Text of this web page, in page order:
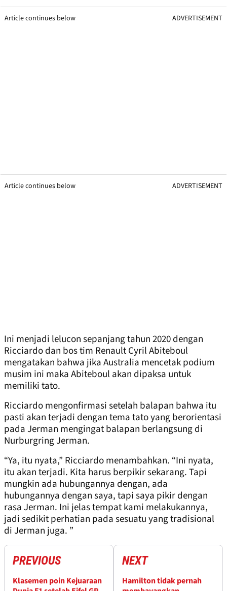
Article continues below ADVERTISEMENT
Article continues below ADVERTISEMENT
Ini menjadi lelucon sepanjang tahun 2020 dengan
Ricciardo dan bos tim Renault Cyril Abiteboul
mengatakan bahwa jika Australia mencetak podium
musim ini maka Abiteboul akan dipaksa untuk
memiliki tato.
Ricciardo mengonfirmasi setelah balapan bahwa itu
pasti akan terjadi dengan tema tato yang berorientasi
pada Jerman mengingat balapan berlangsung di
Nurburgring Jerman.
“Ya, itu nyata,” Ricciardo menambahkan. “Ini nyata,
itu akan terjadi. Kita harus berpikir sekarang. Tapi
mungkin ada hubungannya dengan, ada
hubungannya dengan saya, tapi saya pikir dengan
rasa Jerman. Ini jelas tempat kami melakukannya,
jadi sedikit perhatian pada sesuatu yang tradisional
di Jerman juga. ”
PREVIOUS
Klasemen poin Kejuaraan
NEXT
Hamilton tidak pernah